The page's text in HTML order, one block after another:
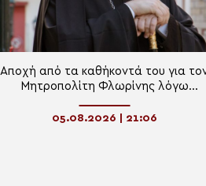
Αποχή από τα καθήκοντά του για
Μητροπολίτη Φλωρίνης λόγω
05.08.2026 | 21:06